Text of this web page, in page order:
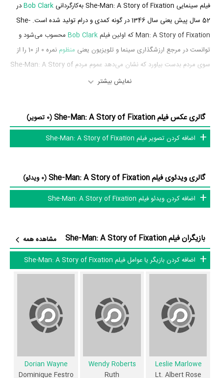
فیلم سینمایی She-Man: A Story of Fixation به‌کارگردانی Bob Clarkدر
52 سال پیش یعنی سال 1346 در گونه کمدی و درام تولید شده است. She-
Man: A Story of Fixation که اولین فیلم
Bob Clark محسوب می‌شود و
توانست در مرجع ارزشگذاری سینما و تلویزیون یعنی منظوم
نمره 0 از 10 را از
سوی مردم بدست بیاورد که نشان می‌دهد عموم مردم She-Man: A Story of
بازیگران فیلم She-Man: A Story of Fixation چه کسانی هستند؟ در She-
Man: A Story of Fixation بازیگرانی چون
Leslie Marlowe
Winnie Melton
به ایفای نقش و بازیگری پرداخته‌اند. در فیلم She-Man: A
Story of Fixation حدود 10 بازیگر جلوی دوربین رفته‌اند که از نظر تعداد
بازی گرفتن از این تعداد بازیگر و مدیریت آنها کار بسیار دشواری بوده است؛
باید بررسی کرد آیاBob Clarkبه‌عنوان کارگردان و به‌عنوان بازیگردان و
همچنین تیم بازیگری She-Man: A Story of Fixation توانسته‌اند در این
از دیگر بازیگران فیلم She-Man: A Story of Fixation می‌توان به
Norman
،Virginia Jasper
Marilyn Denham اشاره کرد.
از محتوا و داستان فیلم She-Man: A Story of Fixation چقدر اطلاع دارید؟
نمایش بیشتر
گالری عکس فیلم She-Man: A Story of Fixation
(0 تصویر)
اضافه کردن تصویر فیلم She-Man: A Story of Fixation
گالری ویدئوی فیلم She-Man: A Story of Fixation
(0 ویدئو)
اضافه کردن ویدئو فیلم She-Man: A Story of Fixation
بازیگران فیلم She-Man: A Story of Fixation
مشاهده همه
اضافه کردن بازیگر یا عوامل فیلم She-Man: A Story of Fixation
Leslie Marlowe
Lt. Albert Rose
Wendy Roberts
Ruth
Dorian Wayne
Dominique Festro